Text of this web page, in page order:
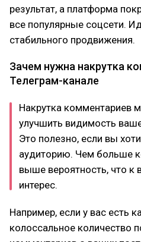
результат, а платформа
все популярные соцсети.
стабильного продвижения.
Зачем нужна накрутка
Телеграм-канале
Накрутка комментариев
улучшить видимость
Это полезно, если вы
аудиторию. Чем больше
выше вероятность, что к
интерес.
Например, если у вас есть
колоссальное количество